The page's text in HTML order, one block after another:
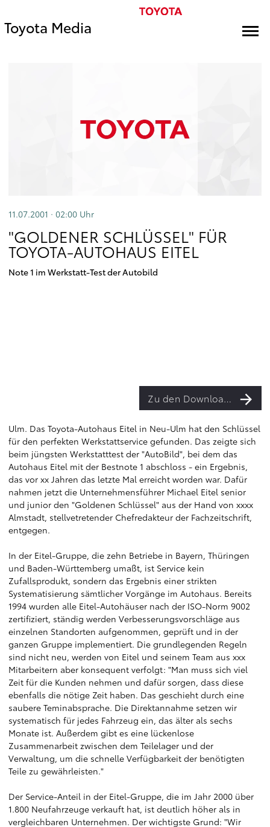
Toyota Media
11.07.2001 · 02:00 Uhr
"GOLDENER SCHLÜSSEL" FÜR
TOYOTA-AUTOHAUS EITEL
Note 1 im Werkstatt-Test der Autobild
Zu den Downloads
Ulm. Das Toyota-Autohaus Eitel in Neu-Ulm hat den Schlüssel
für den perfekten Werkstattservice gefunden. Das zeigte sich
beim jüngsten Werkstatttest der "AutoBild", bei dem das
Autohaus Eitel mit der Bestnote 1 abschloss - ein Ergebnis,
das vor xx Jahren das letzte Mal erreicht worden war. Dafür
nahmen jetzt die Unternehmensführer Michael Eitel senior
und junior den "Goldenen Schlüssel" aus der Hand von xxxx
Almstadt, stellvetretender Chefredakteur der Fachzeitschrift,
entgegen.
In der Eitel-Gruppe, die zehn Betriebe in Bayern, Thüringen
und Baden-Württemberg umaßt, ist Service kein
Zufallsprodukt, sondern das Ergebnis einer strikten
Systematisierung sämtlicher Vorgänge im Autohaus. Bereits
1994 wurden alle Eitel-Autohäuser nach der ISO-Norm 9002
zertifiziert, ständig werden Verbesserungsvorschläge aus
einzelnen Standorten aufgenommen, geprüft und in der
ganzen Gruppe implementiert. Die grundlegenden Regeln
sind nicht neu, werden von Eitel und seinem Team aus xxx
Mitarbeitern aber konsequent verfolgt: "Man muss sich viel
Zeit für die Kunden nehmen und dafür sorgen, dass diese
ebenfalls die nötige Zeit haben. Das geschieht durch eine
saubere Teminabsprache. Die Direktannahme setzen wir
systematisch für jedes Fahrzeug ein, das älter als sechs
Monate ist. Außerdem gibt es eine lückenlose
Zusammenarbeit zwischen dem Teilelager und der
Verwaltung, um die schnelle Verfügbarkeit der benötigten
Teile zu gewährleisten."
Der Service-Anteil in der Eitel-Gruppe, die im Jahr 2000 über
1.800 Neufahrzeuge verkauft hat, ist deutlich höher als in
vergleichbaren Unternehmen. Der wichtigste Grund: "Wir